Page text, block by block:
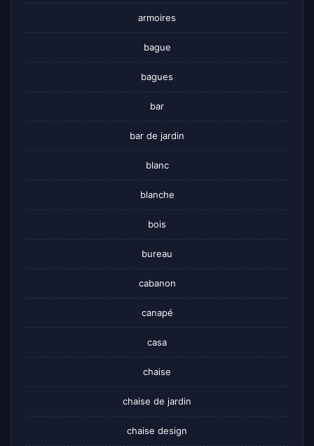
armoires
bague
bagues
bar
bar de jardin
blanc
blanche
bois
bureau
cabanon
canapé
casa
chaise
chaise de jardin
chaise design